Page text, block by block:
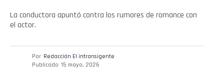
La conductora apuntó contra los rumores de romance con
el actor.
Por Redacción El intransigente
Publicado 15 mayo, 2026